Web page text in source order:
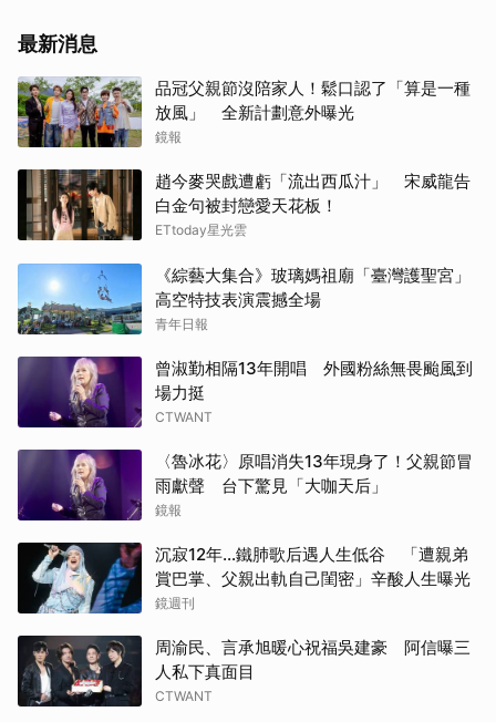
最新消息
品冠父親節沒陪家人！鬆口認了「算是一種
放風」 全新計劃意外曝光
鏡報
趙今麥哭戲遭虧「流出西瓜汁」 宋威龍告
白金句被封戀愛天花板！
ETtoday星光雲
《綜藝大集合》玻璃媽祖廟「臺灣護聖宮」
高空特技表演震撼全場
青年日報
曾淑勤相隔13年開唱 外國粉絲無畏颱風到
場力挺
CTWANT
〈魯冰花〉原唱消失13年現身了！父親節冒
雨獻聲 台下驚見「大咖天后」
鏡報
沉寂12年…鐵肺歌后遇人生低谷 「遭親弟
賞巴掌、父親出軌自己閨密」辛酸人生曝光
鏡週刊
周渝民、言承旭暖心祝福吳建豪 阿信曝三
人私下真面目
CTWANT